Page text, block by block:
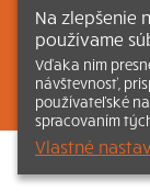
© 2026
funguje aj
Na zlepšenie
používame
Vďaka nim
návštevnosť,
používateľské
spracovaním
Vlastné